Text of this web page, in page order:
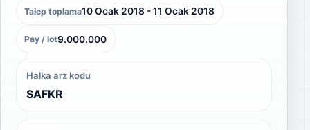
Talep toplama10 Ocak 2018 - 11 Ocak 2018
Pay / lot9.000.000
Halka arz kodu
SAFKR